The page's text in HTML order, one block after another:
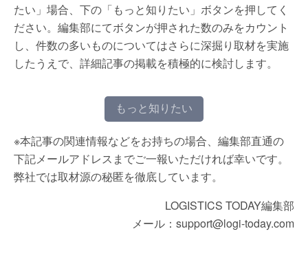
たい」場合、下の「もっと知りたい」ボタンを押してく
ださい。編集部にてボタンが押された数のみをカウント
し、件数の多いものについてはさらに深掘り取材を実施
したうえで、詳細記事の掲載を積極的に検討します。
もっと知りたい
※本記事の関連情報などをお持ちの場合、編集部直通の
下記メールアドレスまでご一報いただければ幸いです。
弊社では取材源の秘匿を徹底しています。
LOGISTICS TODAY編集部
メール：support@logi-today.com